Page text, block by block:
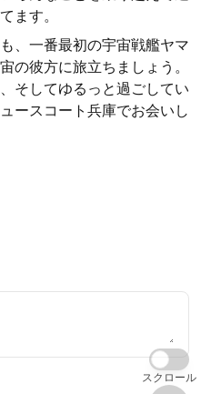
ます。
、一番最初の宇宙戦艦ヤマ
の彼方に旅立ちましょう。
そしてゆるっと過ごしてい
ースコート兵庫でお会いし
スクロール